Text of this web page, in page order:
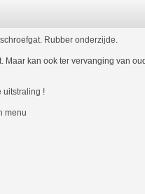
Rubber onderzijde.
kan ook ter vervanging van
uitstraling !
menu